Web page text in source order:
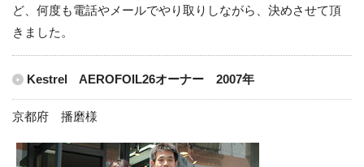
ど、何度も電話やメールでやり取りしながら、決めさせて頂
きました。
Kestrel AEROFOIL26オーナー 2007年
京都府 播磨様